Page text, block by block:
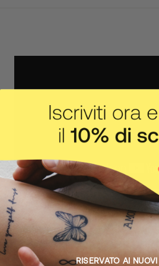
IL CORPO FA IL
Come
RISERVATO AI